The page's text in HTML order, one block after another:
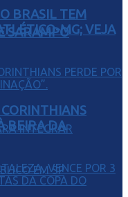
SARAMPO
BRASIL TEM
MG; VEJA
BEIRA DA